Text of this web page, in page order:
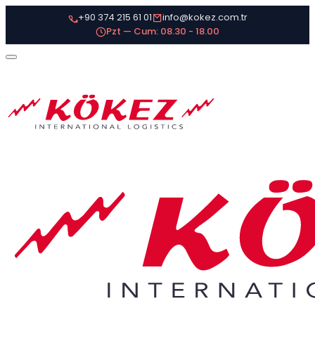
+90 374 215 61 01
info@kokez.com.tr
Pzt — Cum: 08.30 - 18.00